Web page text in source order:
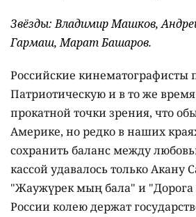
Звёзды: Владимир Машков,
Гармаш, Марат Башаров.
Российские кинематографисты
Патриотическую и в то же
прокатной точки зрения, что
Америке, но редко в наших
сохранить баланс между
кассой удавалось только Акану
"Жаужүрек мың бала" и "Дорога
России колею держат